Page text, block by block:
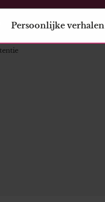
Persoonlijke verhalen